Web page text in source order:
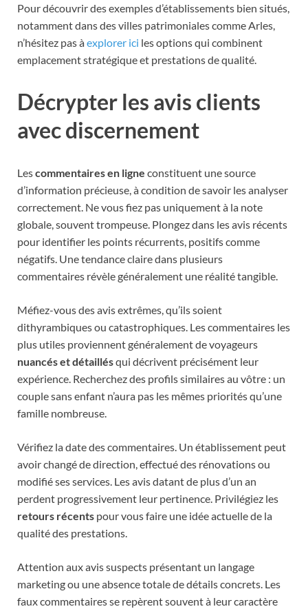
Pour découvrir des exemples d’établissements bien situés,
notamment dans des villes patrimoniales comme Arles,
n’hésitez pas àexplorer ici les options qui combinent
emplacement stratégique et prestations de qualité.
Décrypter les avis clients
avec discernement
Lescommentaires en ligne constituent une source
d’information précieuse, à condition de savoir les analyser
correctement. Ne vous fiez pas uniquement à la note
globale, souvent trompeuse. Plongez dans les avis récents
pour identifier les points récurrents, positifs comme
négatifs. Une tendance claire dans plusieurs
commentaires révèle généralement une réalité tangible.
Méfiez-vous des avis extrêmes, qu’ils soient
dithyrambiques ou catastrophiques. Les commentaires les
plus utiles proviennent généralement de voyageurs
nuancés et détaillésqui décrivent précisément leur
expérience. Recherchez des profils similaires au vôtre : un
couple sans enfant n’aura pas les mêmes priorités qu’une
famille nombreuse.
Vérifiez la date des commentaires. Un établissement peut
avoir changé de direction, effectué des rénovations ou
modifié ses services. Les avis datant de plus d’un an
perdent progressivement leur pertinence. Privilégiez les
retours récents pour vous faire une idée actuelle de la
qualité des prestations.
Attention aux avis suspects présentant un langage
marketing ou une absence totale de détails concrets. Les
faux commentaires se repèrent souvent à leur caractère